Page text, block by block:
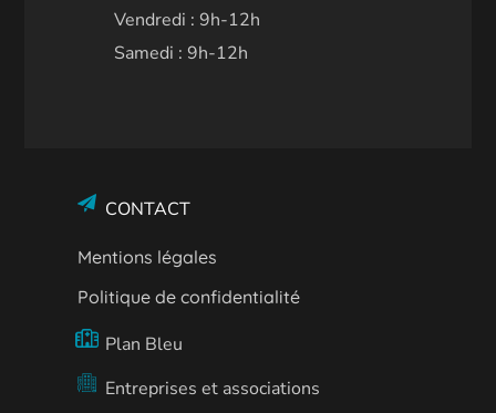
Vendredi : 9h-12h
Samedi : 9h-12h
CONTACT
Mentions légales
Politique de confidentialité
Plan Bleu
Entreprises et associations